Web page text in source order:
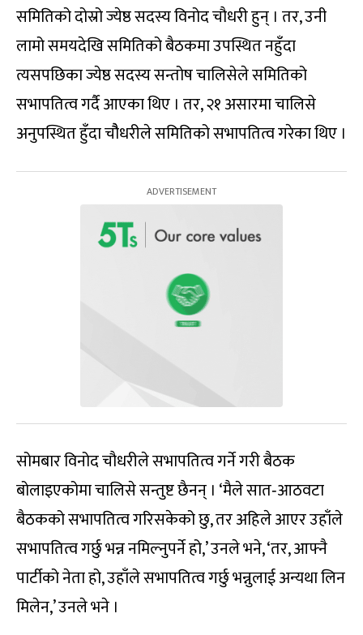
समितिको दोस्रो ज्येष्ठ सदस्य विनोद चौधरी हुन् । तर, उनी
लामो समयदेखि समितिको बैठकमा उपस्थित नहुँदा
त्यसपछिका ज्येष्ठ सदस्य सन्तोष चालिसेले समितिको
सभापतित्व गर्दै आएका थिए । तर, २१ असारमा चालिसे
अनुपस्थित हुँदा चौैधरीले समितिको सभापतित्व गरेका थिए ।
सोमबार विनोद चौधरीले सभापतित्व गर्ने गरी बैठक
बोलाइएकोमा चालिसे सन्तुष्ट छैनन् । ‘मैले सात‐आठवटा
बैठकको सभापतित्व गरिसकेको छु, तर अहिले आएर उहाँले
सभापतित्व गर्छु भन्न नमिल्नुपर्ने हो,’ उनले भने, ‘तर, आफ्नै
पार्टीको नेता हो, उहाँले सभापतित्व गर्छु भन्नुलाई अन्यथा लिन
मिलेन,’ उनले भने ।